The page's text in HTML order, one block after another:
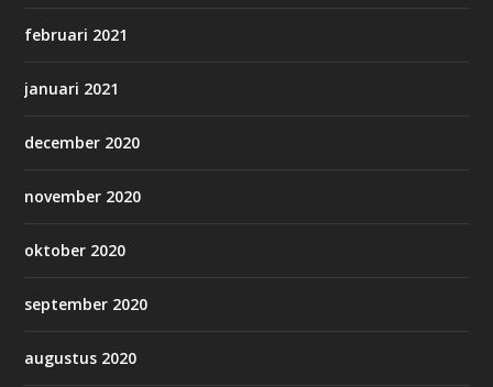
februari 2021
januari 2021
december 2020
november 2020
oktober 2020
september 2020
augustus 2020